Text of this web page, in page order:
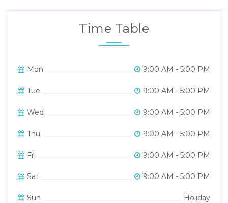
Time Table
Mon 9:00 AM - 5:00 PM
Tue 9:00 AM - 5:00 PM
Wed 9:00 AM - 5:00 PM
Thu 9:00 AM - 5:00 PM
Fri 9:00 AM - 5:00 PM
Sat 9:00 AM - 5:00 PM
Sun Holiday